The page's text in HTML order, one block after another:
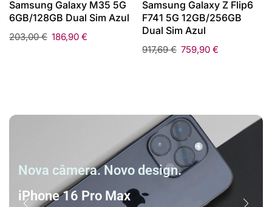
Samsung Galaxy M35 5G
6GB/128GB Dual Sim Azul
203,00€ 186,90 €
Samsung Galaxy Z Flip6
F741 5G 12GB/256GB
Dual Sim Azul
917,69€ 759,90 €
Nova câmera. Novo design.
iPhone 16 Pro Max